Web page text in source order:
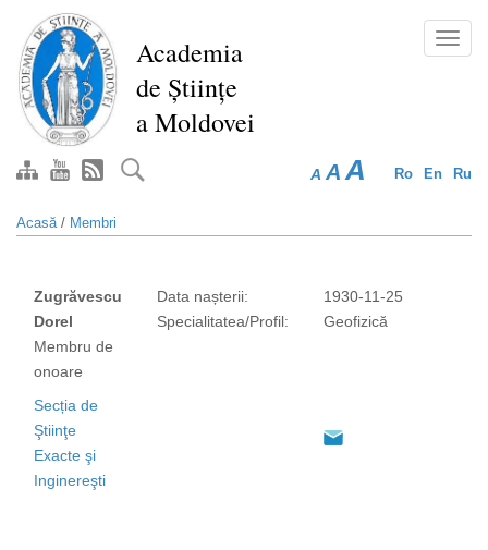
conţinutul
principal
Academia
de Științe
a Moldovei
Ro En Ru
A A A
Acasă/ Membri
Zugrăvescu
Dorel
Membru de
onoare
Data nașterii:
Specialitatea/Profil:
1930-11-25
Geofizică
Secția de
Ştiinţe
Exacte şi
Inginereşti